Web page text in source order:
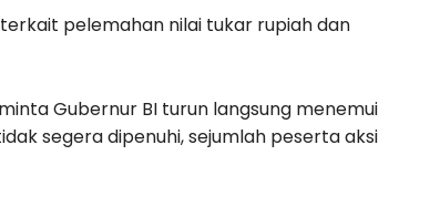
pelemahan nilai tukar rupiah dan
Gubernur BI turun langsung menemui
segera dipenuhi, sejumlah peserta aksi